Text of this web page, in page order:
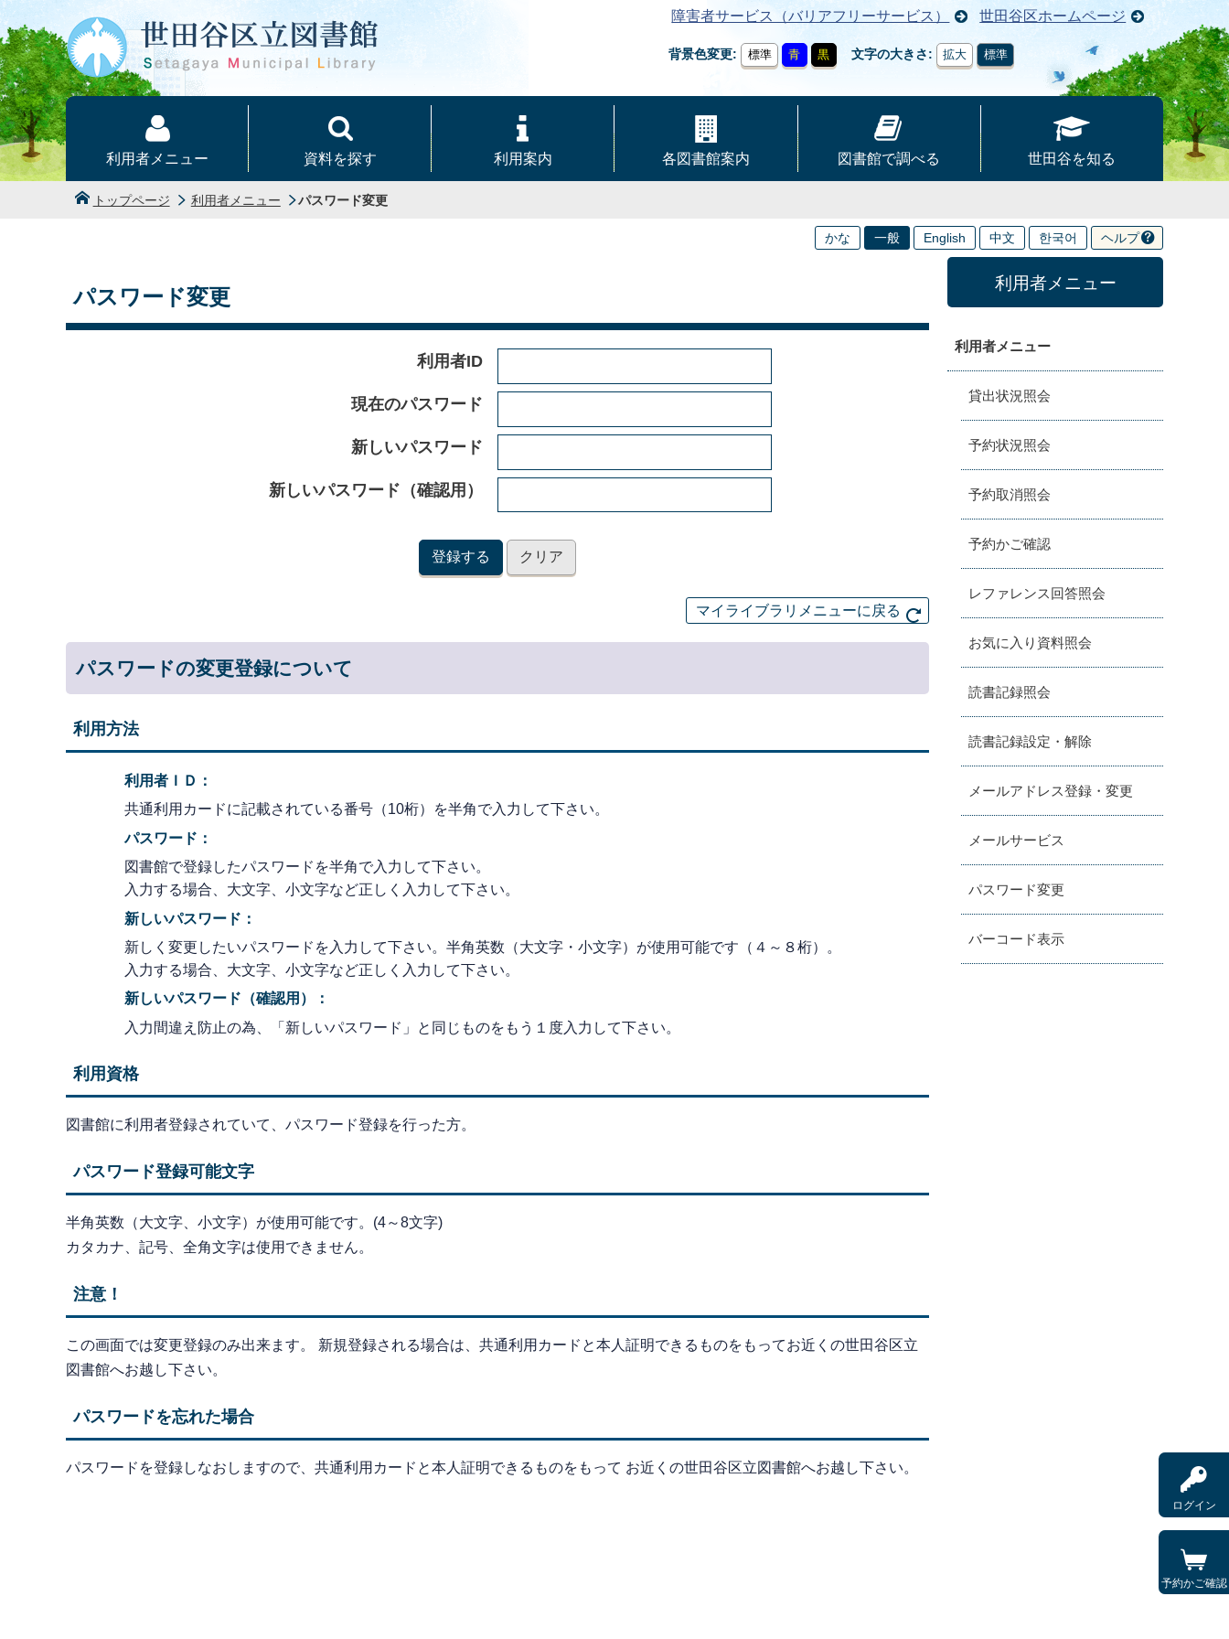
本文へ
障害者サービス（バリアフリーサービス） 世田谷区ホームページ
背景色変更 標準 青 黒 文字の大きさ 拡大 標準
ログイン
予約かご確認
利用者メニュー 資料を探す 利用案内 各図書館案内 図書館で調べる 世田谷を知る
トップページ 利用者メニュー パスワード変更
かな 一般 English 中文 한국어 ヘルプ
パスワード変更
利用者ID
現在のパスワード
新しいパスワード
新しいパスワード（確認用）
マイライブラリメニューに戻る
パスワードの変更登録について
利用方法
利用者ＩＤ：
共通利用カードに記載されている番号（10桁）を半角で入力して下さい。
パスワード：
図書館で登録したパスワードを半角で入力して下さい。
入力する場合、大文字、小文字など正しく入力して下さい。
新しいパスワード：
新しく変更したいパスワードを入力して下さい。半角英数（大文字・小文字）が使用可能です（４～８桁）。
入力する場合、大文字、小文字など正しく入力して下さい。
新しいパスワード（確認用）：
入力間違え防止の為、「新しいパスワード」と同じものをもう１度入力して下さい。
利用資格
図書館に利用者登録されていて、パスワード登録を行った方。
パスワード登録可能文字
半角英数（大文字、小文字）が使用可能です。(4～8文字)
カタカナ、記号、全角文字は使用できません。
注意！
この画面では変更登録のみ出来ます。 新規登録される場合は、共通利用カードと本人証明できるものをもってお近くの世田谷区立
図書館へお越し下さい。
パスワードを忘れた場合
パスワードを登録しなおしますので、共通利用カードと本人証明できるものをもって お近くの世田谷区立図書館へお越し下さい。
利用者メニュー
利用者メニュー
貸出状況照会
予約状況照会
予約取消照会
予約かご確認
レファレンス回答照会
お気に入り資料照会
読書記録照会
読書記録設定・解除
メールアドレス登録・変更
メールサービス
パスワード変更
バーコード表示